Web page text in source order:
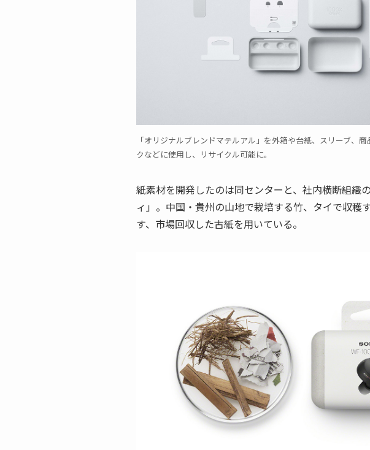
「オリジナルブレンドマテルアル」を外箱や台紙、スリーブ、
クなどに使用し、リサイクル可能に。
紙素材を開発したのは同センターと、社内横断組織
ィ」。中国・貴州の山地で栽培する竹、タイで収穫
す、市場回収した古紙を用いている。